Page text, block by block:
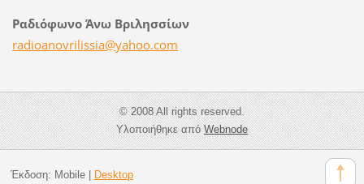
Ραδιόφωνο Άνω Βριλησσίων
radioanovrilissia@yahoo.com
© 2008 All rights reserved.
Υλοποιήθηκε απόWebnode
Έκδοση: Mobile| Desktop